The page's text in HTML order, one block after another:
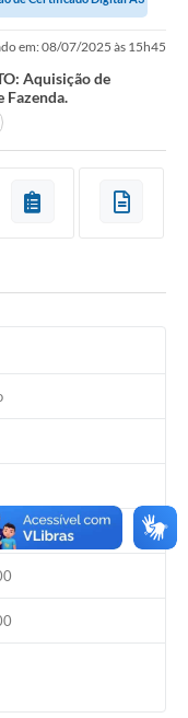
em: 08/07/2025 às 15h45
Aquisição de
Fazenda.
1º, § 2º